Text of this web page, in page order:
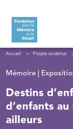
Fil d'Ariane
Accueil Projets soutenus
Mémoire |
Destins
d’enfants
ailleurs